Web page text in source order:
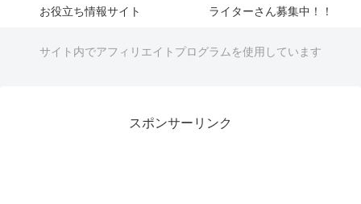
お役立ち情報サイト ライターさん募集中！！
サイト内でアフィリエイトプログラムを使用しています
スポンサーリンク